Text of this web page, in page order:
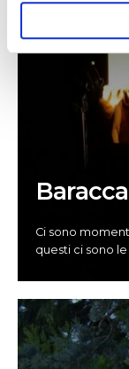
Ci sono
questi ci sono